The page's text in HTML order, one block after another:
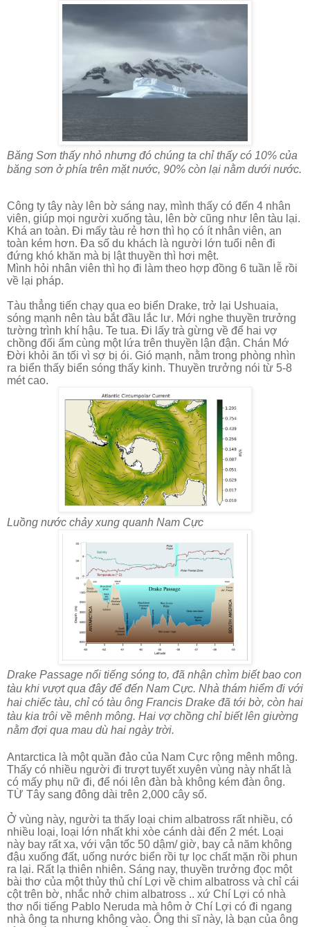
Băng Sơn thấy nhỏ nhưng đó chúng ta chỉ thấy có 10% của
băng sơn ở phía trên mặt nước, 90% còn lại nằm dưới nước.
Công ty tây này lên bờ sáng nay, mình thấy có đến 4 nhân
viên, giúp mọi người xuống tàu, lên bờ cũng như lên tàu lại.
Khá an toàn. Đi mấy tàu rẻ hơn thì họ có ít nhân viên, an
toàn kém hơn. Đa số du khách là người lớn tuổi nên đi
đứng khó khăn mà bị lật thuyền thì hơi mệt.
Mình hỏi nhân viên thì họ đi làm theo hợp đồng 6 tuần lễ rồi
về lại pháp.
Tàu thẳng tiến chạy qua eo biển Drake, trở lại Ushuaia,
sóng mạnh nên tàu bắt đầu lắc lư. Mới nghe thuyền trưởng
tường trình khí hậu. Te tua. Đi lấy trà gừng về để hai vợ
chồng đối ẩm cùng một lứa trên thuyền lận đận. Chán Mớ
Đời khỏi ăn tối vì sợ bị ói. Gió mạnh, nằm trong phòng nhìn
ra biển thấy biển sóng thấy kinh. Thuyền trưởng nói từ 5-8
mét cao.
Luồng nước chảy xung quanh Nam Cực
Drake Passage nổi tiếng sóng to, đã nhận chìm biết bao con
tàu khi vượt qua đây để đến Nam Cực. Nhà thám hiểm đi với
hai chiếc tàu, chỉ có tàu ông Francis Drake đã tới bờ, còn hai
tàu kia trôi về mênh mông. Hai vợ chồng chỉ biết lên giường
nằm đợi qua mau dù hai ngày trời.
Antarctica là một quần đảo của Nam Cực rộng mênh mông.
Thấy có nhiều người đi trượt tuyết xuyên vùng này nhất là
có mấy phụ nữ đi, để nói lên đàn bà không kém đàn ông.
TỪ Tây sang đông dài trên 2,000 cây số.
Ở vùng này, người ta thấy loại chim albatross rất nhiều, có
nhiều loại, loại lớn nhất khi xòe cánh dài đến 2 mét. Loại
này bay rất xa, với vận tốc 50 dậm/ giờ, bay cả năm không
đậu xuống đất, uống nước biển rồi tự lọc chất mặn rồi phun
ra lại. Rất lạ thiên nhiên. Sáng nay, thuyền trưởng đọc một
bài thơ của một thủy thủ chí Lợi về chim albatross và chỉ cái
cột trên bờ, nhắc nhở chim albatross .. xứ Chí Lợi có nhà
thơ nổi tiếng Pablo Neruda mà hôm ở Chí Lợi có đi ngang
nhà ông ta nhưng không vào. Ông thi sĩ này, là bạn của ông